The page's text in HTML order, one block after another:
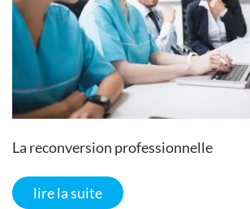
La reconversion professionnelle
lire la suite